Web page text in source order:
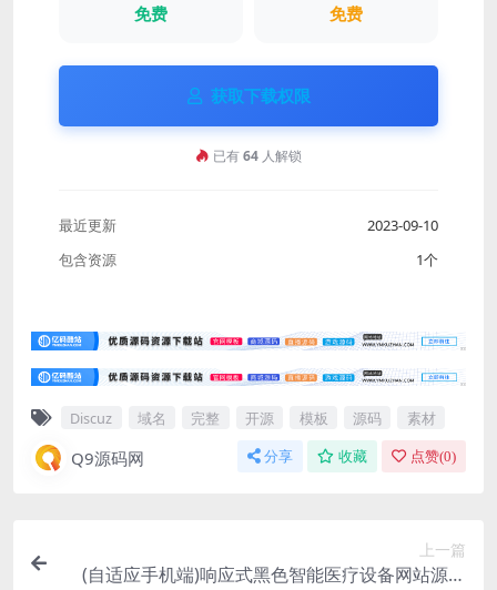
免费 免费
获取下载权限
已有64人解锁
最近更新
2023-09-10
包含资源
1个
Discuz 域名 完整 开源 模板 源码 素材
Q9源码网 分享 收藏 点赞(0)
上一篇
(自适应手机端)响应式黑色智能医疗设备网站源码